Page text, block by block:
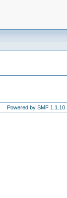
Powered by SMF 1.1.10